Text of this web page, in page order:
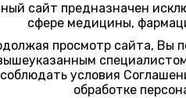
до зрительной коры
27 января 2023
Клинический случай
или доброкачественного
сайт предназначен
сфере медицины,
просмотр сайта, Вы
соблюдать условия
обработке